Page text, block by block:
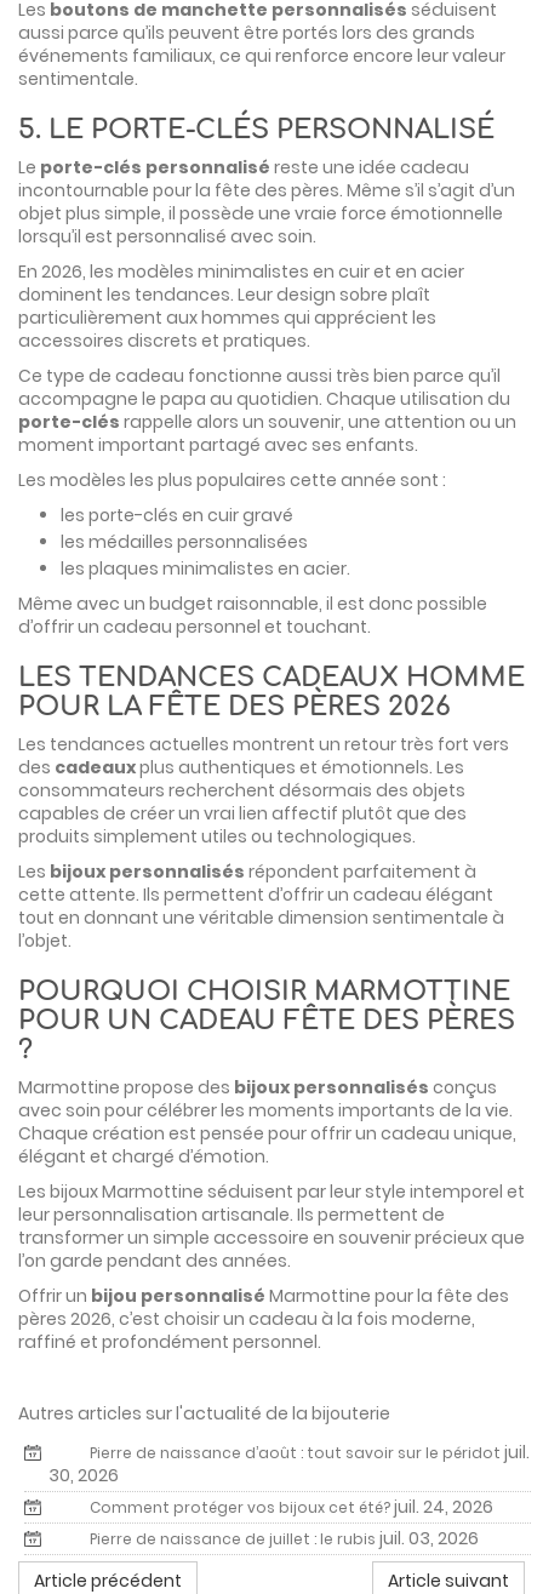
Les boutons de manchette personnalisés séduisent
aussi parce qu’ils peuvent être portés lors des grands
événements familiaux, ce qui renforce encore leur valeur
sentimentale.
5. LE PORTE-CLÉS PERSONNALISÉ
Le porte-clés personnalisé reste une idée cadeau
incontournable pour la fête des pères. Même s’il s’agit d’un
objet plus simple, il possède une vraie force émotionnelle
lorsqu’il est personnalisé avec soin.
En 2026, les modèles minimalistes en cuir et en acier
dominent les tendances. Leur design sobre plaît
particulièrement aux hommes qui apprécient les
accessoires discrets et pratiques.
Ce type de cadeau fonctionne aussi très bien parce qu’il
accompagne le papa au quotidien. Chaque utilisation du
porte-clés rappelle alors un souvenir, une attention ou un
moment important partagé avec ses enfants.
Les modèles les plus populaires cette année sont :
les porte-clés en cuir gravé
les médailles personnalisées
les plaques minimalistes en acier.
Même avec un budget raisonnable, il est donc possible
d’offrir un cadeau personnel et touchant.
LES TENDANCES CADEAUX HOMME
POUR LA FÊTE DES PÈRES 2026
Les tendances actuelles montrent un retour très fort vers
des cadeauxplus authentiques et émotionnels. Les
consommateurs recherchent désormais des objets
capables de créer un vrai lien affectif plutôt que des
produits simplement utiles ou technologiques.
Les bijoux personnalisés répondent parfaitement à
cette attente. Ils permettent d’offrir un cadeau élégant
tout en donnant une véritable dimension sentimentale à
l’objet.
POURQUOI CHOISIR MARMOTTINE
POUR UN CADEAU FÊTE DES PÈRES
?
Marmottine propose des bijoux personnalisés conçus
avec soin pour célébrer les moments importants de la vie.
Chaque création est pensée pour offrir un cadeau unique,
élégant et chargé d’émotion.
Les bijoux Marmottine séduisent par leur style intemporel et
leur personnalisation artisanale. Ils permettent de
transformer un simple accessoire en souvenir précieux que
l’on garde pendant des années.
Offrir un bijou personnalisé Marmottine pour la fête des
pères 2026, c’est choisir un cadeau à la fois moderne,
raffiné et profondément personnel.
Autres articles sur l'actualité de la bijouterie
Pierre de naissance d’août : tout savoir sur le péridot juil.
30, 2026
Comment protéger vos bijoux cet été?juil. 24, 2026
Pierre de naissance de juillet : le rubis juil. 03, 2026
Article précédent
Article suivant